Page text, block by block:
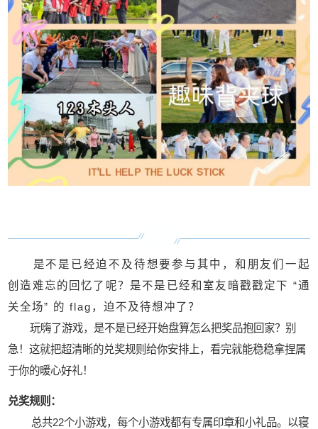
是不是已经迫不及待想要参与其中，和朋友们一起
创造难忘的回忆了呢？是不是已经和室友暗戳戳定下 “通
关全场” 的 flag，迫不及待想冲了？
玩嗨了游戏，是不是已经开始盘算怎么把奖品抱回家？别
急！这就把超清晰的兑奖规则给你安排上，看完就能稳稳拿捏属
于你的暖心好礼！
兑奖规则：
总共22个小游戏，每个小游戏都有专属印章和小礼品。以寝